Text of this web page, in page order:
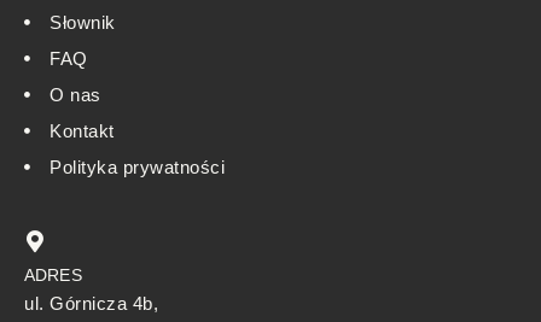
Słownik
FAQ
O nas
Kontakt
Polityka prywatności
ADRES
ul. Górnicza 4b,